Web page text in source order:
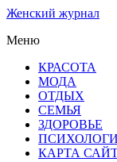
Женский журнал
Меню
КРАСОТА
МОДА
ОТДЫХ
СЕМЬЯ
ЗДОРОВЬЕ
КАРТА